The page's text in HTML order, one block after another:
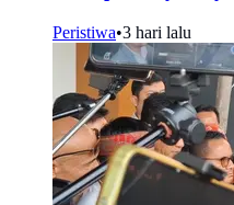
Peristiwa•3 hari lalu